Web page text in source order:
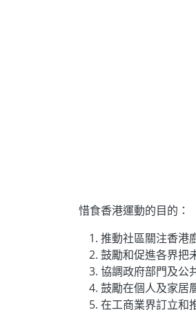
惜食香港運動的目的：
推動社區關注香港
鼓勵和促進各界把
協調政府部門及公
鼓勵在個人及家居
在工商業界訂立和